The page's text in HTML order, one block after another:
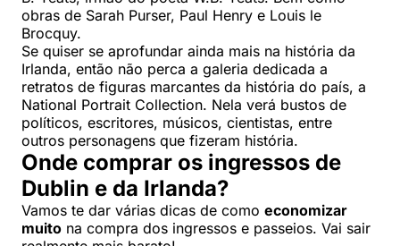
obras de Sarah Purser, Paul Henry e Louis le
Brocquy.
Se quiser se aprofundar ainda mais na história da
Irlanda, então não perca a galeria dedicada a
retratos de figuras marcantes da história do país, a
National Portrait Collection. Nela verá bustos de
políticos, escritores, músicos, cientistas, entre
outros personagens que fizeram história.
Onde comprar os ingressos de
Dublin e da Irlanda?
Vamos te dar várias dicas de como economizar
muito na compra dos ingressos e passeios. Vai sair